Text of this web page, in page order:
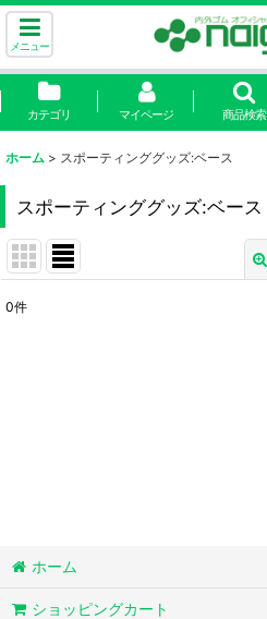
メニュー
カテゴリ マイページ 商品検索
ホーム > スポーティンググッズ:ベース
スポーティンググッズ:ベース
0件
ホーム
ショッピングカート